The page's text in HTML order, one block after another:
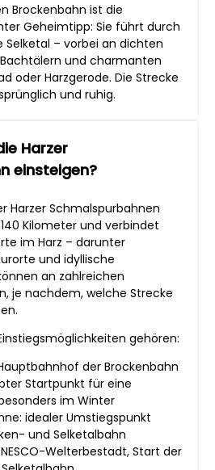
Brockenbahn ist die
Geheimtipp: Sie führt durch
– vorbei an dichten
und charmanten
oder Harzgerode. Die Strecke
und ruhig.
Harzer
einsteigen?
Harzer Schmalspurbahnen
Kilometer und verbindet
im Harz – darunter
und idyllische
an zahlreichen
je nachdem, welche Strecke
gehören:
der Brockenbahn
Startpunkt für eine
im Winter
idealer Umstiegspunkt
und Selketalbahn
Welterbestadt, Start der